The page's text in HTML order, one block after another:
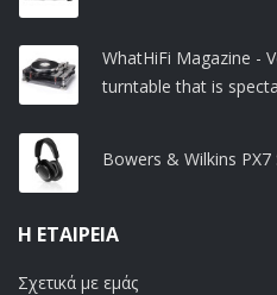
WhatHiFi Magazine -
turntable that is
Bowers & Wilkins
Η ΕΤΑΙΡΕΊΑ
Σχετικά με εμάς